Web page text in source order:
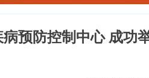
预防控制中心 成功